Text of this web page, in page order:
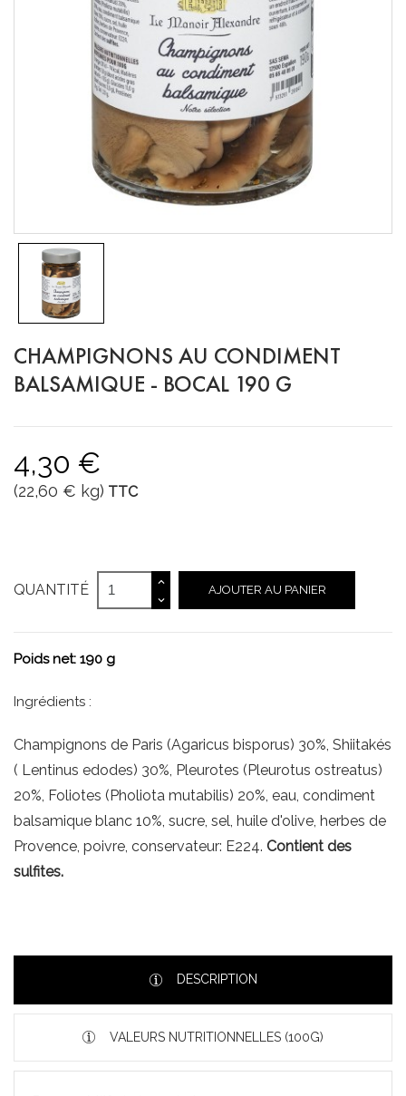
CHAMPIGNONS AU CONDIMENT
BALSAMIQUE - BOCAL 190 G
4,30 €
(22,60 € kg) TTC
QUANTITÉ AJOUTER AU PANIER
Poids net: 190 g
Ingrédients :
Champignons de Paris (Agaricus bisporus) 30%, Shiitakés
( Lentinus edodes) 30%, Pleurotes (Pleurotus ostreatus)
20%, Foliotes (Pholiota mutabilis) 20%, eau, condiment
balsamique blanc 10%, sucre, sel, huile d'olive, herbes de
Provence, poivre, conservateur: E224. Contient des
sulfites.
DESCRIPTION
VALEURS NUTRITIONNELLES (100G)